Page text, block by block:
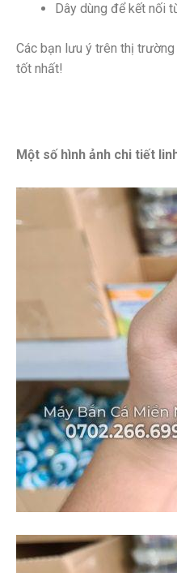
Dây dùng để kết nối
Các bạn lưu ý trên thị
tốt nhất!
Một số hình ảnh chi tiết